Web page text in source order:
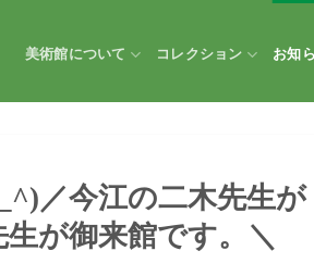
美術館について コレクション お知
／今江の二木先生が
が御来館です。＼